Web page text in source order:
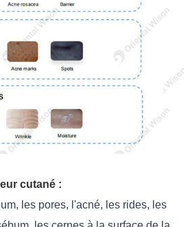
cutané :
les pores, l'acné, les rides, les